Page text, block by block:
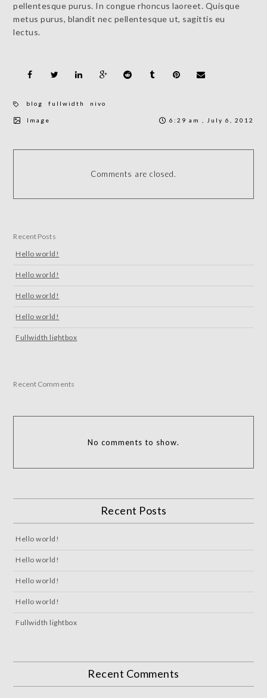
pellentesque purus. In congue rhoncus laoreet. Quisque
metus purus, blandit nec pellentesque ut, sagittis eu
lectus.
blog fullwidth nivo
Image 6:29 am , July 6, 2012
Comments are closed.
Recent Posts
Hello world!
Hello world!
Hello world!
Hello world!
Fullwidth lightbox
Recent Comments
No comments to show.
Recent Posts
Hello world!
Hello world!
Hello world!
Hello world!
Fullwidth lightbox
Recent Comments